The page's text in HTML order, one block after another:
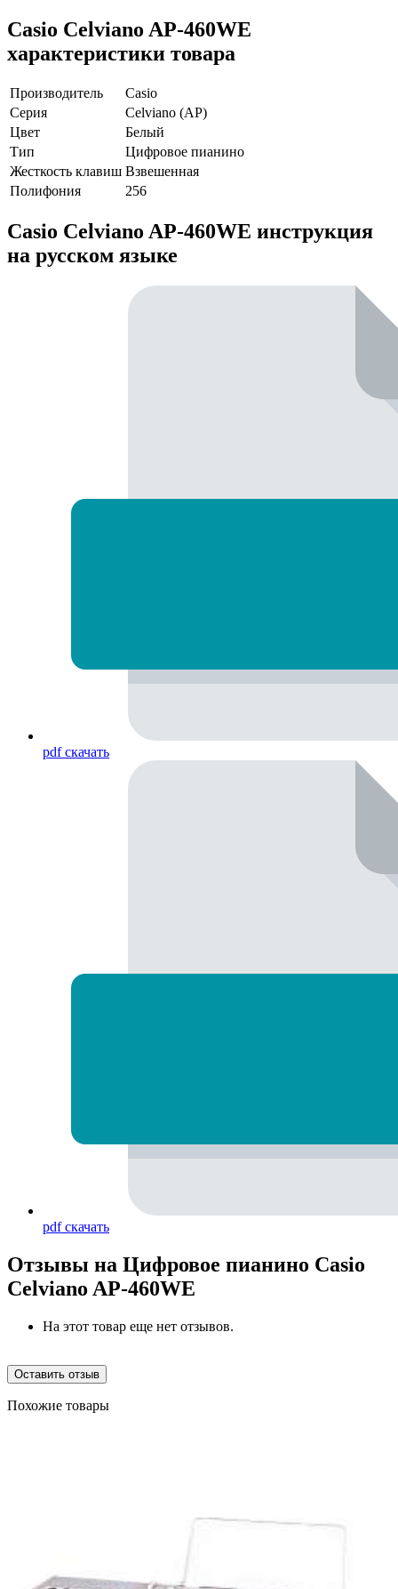
Casio Celviano AP-460WE
характеристики товара
Производитель
Casio
Серия
Celviano (AP)
Цвет
Белый
Тип
Цифровое пианино
Жесткость клавиш Взвешенная
Полифония
256
Casio Celviano AP-460WE инструкция
на русском языке
pdf скачать
pdf скачать
Отзывы на Цифровое пианино Casio
Celviano AP-460WE
На этот товар еще нет отзывов.
Оставить отзыв
Похожие товары